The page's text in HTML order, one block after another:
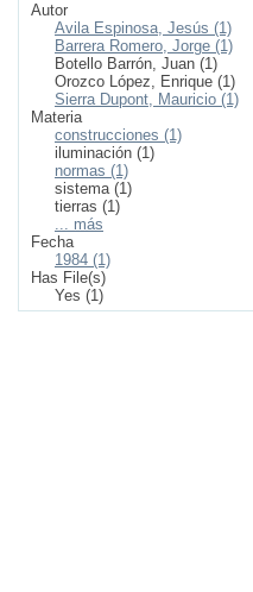
Autor
Avila Espinosa, Jesús (1)
Barrera Romero, Jorge (1)
Botello Barrón, Juan (1)
Orozco López, Enrique (1)
Sierra Dupont, Mauricio (1)
Materia
construcciones (1)
iluminación (1)
normas (1)
sistema (1)
tierras (1)
... más
Fecha
1984 (1)
Has File(s)
Yes (1)